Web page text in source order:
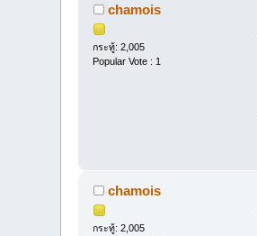
chamois
กระทู้: 2,005
Popular Vote : 1
chamois
กระทู้: 2,005